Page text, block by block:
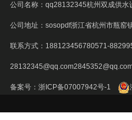
公司名称：qq28132345杭州双成供水
公司地址：sosopdf浙江省杭州市瓶窑
联系方式：188123456780571-
备案号：浙ICP备07007942号-1